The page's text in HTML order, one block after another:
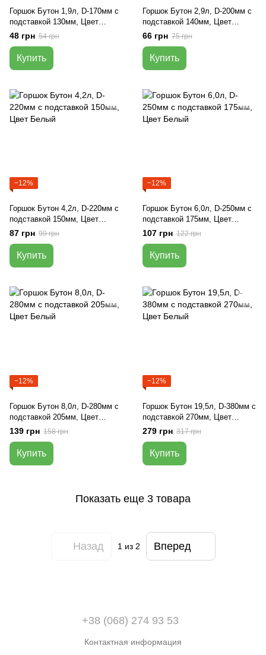
Горшок Бутон 1,9л, D-170мм с
подставкой 130мм, Цвет
Белый
48 грн 54 грн
Купить
Горшок Бутон 2,9л, D-200мм с
подставкой 140мм, Цвет
Белый
66 грн 75 грн
Купить
−12%
Горшок Бутон 4,2л, D-220мм с
подставкой 150мм, Цвет
Белый
87 грн 99 грн
Купить
−12%
Горшок Бутон 6,0л, D-250мм с
подставкой 175мм, Цвет
Белый
107 грн 122 грн
Купить
−12%
Горшок Бутон 8,0л, D-280мм с
подставкой 205мм, Цвет
Белый
139 грн 158 грн
Купить
−12%
Горшок Бутон 19,5л, D-380мм с
подставкой 270мм, Цвет
Белый
279 грн 317 грн
Купить
Показать еще 3 товара
Назад 1из 2 Вперед
+38 (068) 274 93 53
Контактная информация